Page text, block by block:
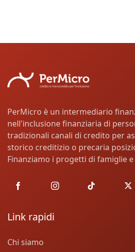
PerMicro è un intermediario
nell'inclusione finanziaria di
tradizionali canali di credito per
storico creditizio o precaria
Finanziamo i progetti di famiglie
Link rapidi
Chi siamo